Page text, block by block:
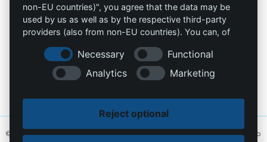
info@die-schutzprofis.de
+49 (511) 679997-97
Wohlenbergstraße 6
Alemania
© 2026 Los profesionales de la protección. Hecho con amorMiU24®y alojado
non-EU countries)", you agree that the data may be
used by us as well as by the respective third-party
providers (also from non-EU countries). You can, of
Necessary
Functional
Analytics
Marketing
Reject optional